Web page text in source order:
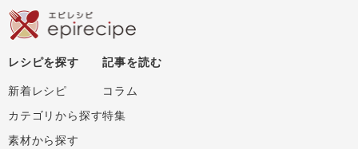
レシピを探す
新着レシピ
カテゴリから探す
素材から探す
記事を読む
コラム
特集